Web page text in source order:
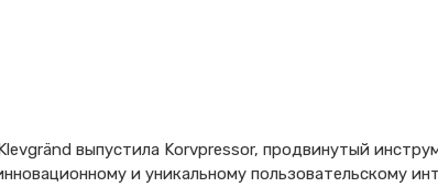
выпустила Korvpressor, продвинутый
и уникальному пользовательскому